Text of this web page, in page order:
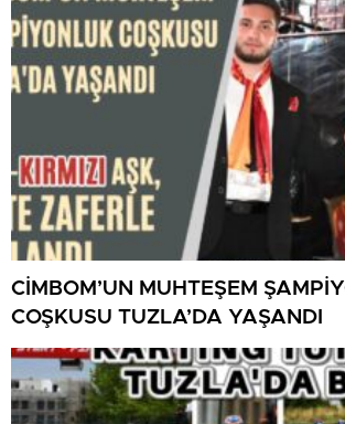
CİMBOM’UN MUHTEŞEM
COŞKUSU TUZLA’DA YAŞANDI